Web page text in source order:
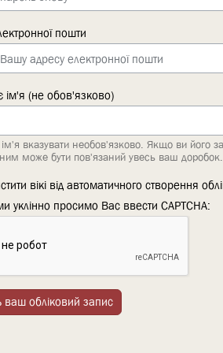
пошти
ім'я (не обов'язково)
вказувати необов'язково. Якщо ви його
може бути пов'язаний увесь ваш доробок.
вікі від автоматичного створення
уклінно просимо Вас ввести CAPTCHA:
ваш обліковий запис